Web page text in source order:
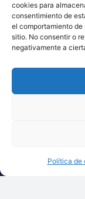
cookies para
consentimiento de
el comportamiento
sitio. No consentir o
negativamente a
Política de
Techsolids®
formado
empresas
integran
tecnología